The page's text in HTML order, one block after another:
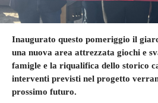
Inaugurato questo pomeriggio il
una nuova area attrezzata giochi e
famigle e la riqualifica dello storico
interventi previsti nel progetto
prossimo futuro.